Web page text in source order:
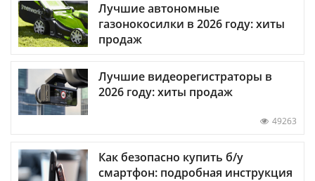
Лучшие автономные
газонокосилки в 2026 году: хиты
продаж
Лучшие видеорегистраторы в
2026 году: хиты продаж
49263
Как безопасно купить б/у
смартфон: подробная инструкция